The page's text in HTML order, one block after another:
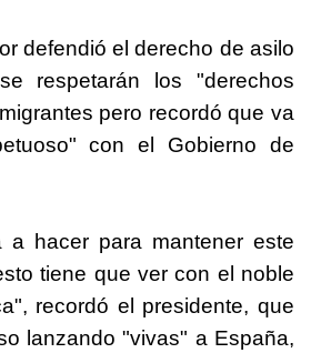
defendió el derecho de asilo
respetarán los "derechos
pero recordó que va
con el Gobierno de
hacer para mantener este
tiene que ver con el noble
recordó el presidente, que
lanzando "vivas" a España,